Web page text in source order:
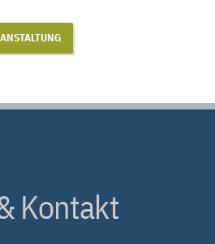
Kontakt